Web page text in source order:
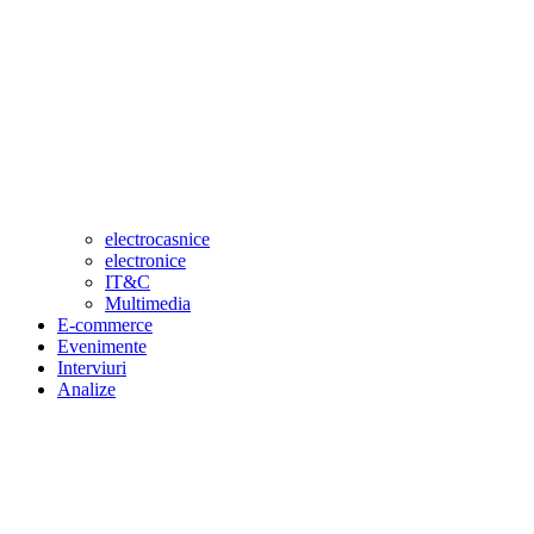
electrocasnice
electronice
IT&C
Multimedia
E-commerce
Evenimente
Interviuri
Analize